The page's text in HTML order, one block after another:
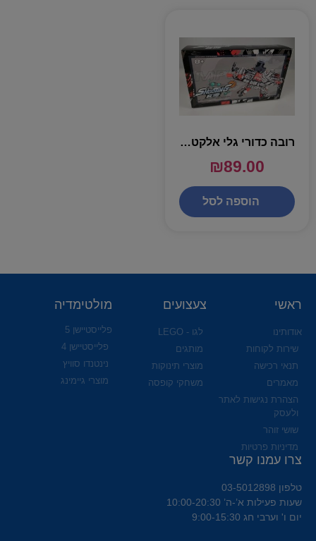
רובה כדורי גלי אלקטרוני IPOP
₪89.00
הוספה לסל
ראשי
אודותינו
שירות לקוחות
תנאי רכישה
מאמרים
הצהרת נגישות לאתר
ולעסק
שושי זוהר
מדיניות פרטיות
צעצועים
לגו - LEGO
מותגים
מוצרי תינוקות
משחקי קופסה
מולטימדיה
פלייסטיישן 5
פלייסטיישן 4
נינטנדו סוויץ
מוצרי גיימינג
צרו עמנו קשר
טלפון 03-5012898
שעות פעילות א’-ה’ 10:00-20:30
יום ו' וערבי חג 9:00-15:30